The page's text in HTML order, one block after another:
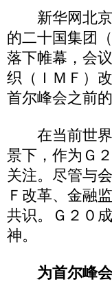
新华网北京
的二十国集团
落下帷幕，会
织（ＩＭＦ）
首尔峰会之前
在当前世界
景下，作为Ｇ
关注。尽管与
Ｆ改革、金融
共识。Ｇ２０
神。
为首尔峰